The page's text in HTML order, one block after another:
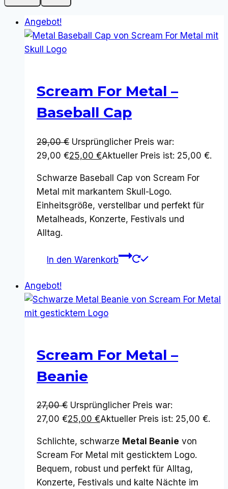
Angebot!
Scream For Metal –
Baseball Cap
29,00€ Ursprünglicher Preis war:
29,00 €25,00 €Aktueller Preis ist: 25,00 €.
Schwarze Baseball Cap von Scream For
Metal mit markantem Skull-Logo.
Einheitsgröße, verstellbar und perfekt für
Metalheads, Konzerte, Festivals und
Alltag.
In den Warenkorb
Angebot!
Scream For Metal –
Beanie
27,00€ Ursprünglicher Preis war:
27,00 €25,00 €Aktueller Preis ist: 25,00 €.
Schlichte, schwarze Metal Beanie von
Scream For Metal mit gesticktem Logo.
Bequem, robust und perfekt für Alltag,
Konzerte, Festivals und kalte Nächte im